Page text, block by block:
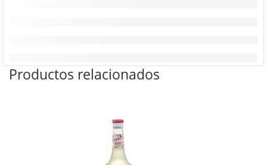
Productos relacionados